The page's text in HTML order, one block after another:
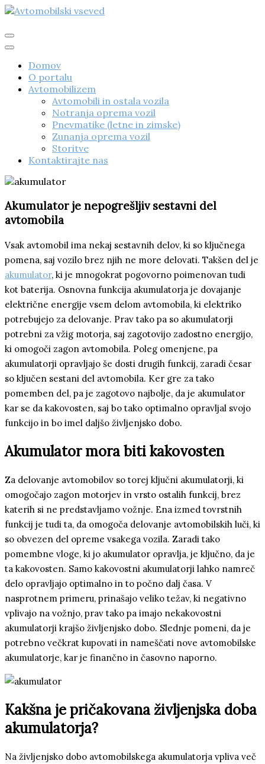
Skip
content
Avtomobilski vseved
Domov
O portalu
Avtomobilizem
Avtomobili in ostala vozila
Notranja oprema vozil
Pnevmatike (letne in zimske)
Zunanja oprema vozil
Storitve
Kontaktirajte nas
Akumulator je nepogrešljiv sestavni del
avtomobila
Vsak avtomobil ima nekaj sestavnih delov, ki so ključnega
pomena, saj vozilo brez njih ne more delovati. Takšen del je
akumulator, ki je mnogokrat pogovorno poimenovan tudi
kot baterija. Osnovna funkcija akumulatorja je dovajanje
električne energije vsem delom avtomobila, ki elektriko
potrebujejo za delovanje. Prav tako pa so akumulatorji
potrebni za vžig motorja, saj zagotovijo zadostno energijo,
ki omogoči zagon avtomobila. Poleg omenjene, pa
akumulatorji opravljajo še dosti drugih funkcij, zaradi česar
so ključen sestani del avtomobila. Ker gre za tako
pomemben del, pa je zagotovo najbolje, da je akumulator
kar se da kakovosten, saj bo tako optimalno opravljal svojo
funkcijo in bo imel daljšo življenjsko dobo.
Akumulator mora biti kakovosten
Za delovanje avtomobilov so torej ključni akumulatorji, ki
omogočajo zagon motorjev in vrsto ostalih funkcij, brez
katerih si ne predstavljamo vožnje. Ena izmed tovrstnih
funkcij je tudi ta, da omogoča delovanje avtomobilskih luči, ki
so obvezen del opreme vsakega vozila. Zaradi tako
pomembne vloge, ki jo akumulator opravlja, je ključno, da je
ta kakovosten. Samo kakovostni akumulatorji lahko namreč
delo opravljajo optimalno in to počno dalj časa. V
nasprotnem primeru, prinašajo veliko težav, ki negativno
vplivajo na vožnjo, prav tako pa imajo nekakovostni
akumulatorji krajšo življenjsko dobo. Slednje pomeni, da je
potrebno večkrat kupovati in nameščati nove avtomobilske
akumulatorje, kar je finančno in časovno naporno.
Kakšna je pričakovana življenjska doba
akumulatorja?
Na življenjsko dobo avtomobilskega akumulatorja vpliva več